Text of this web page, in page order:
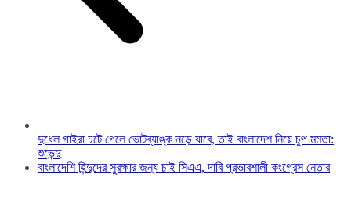
দুধেল গাইরা চটে গেলে ভোটব্যাঙ্ক নড়ে যাবে, তাই বাংলাদেশ নিয়ে চুপ মমতা:
শুভেন্দু
বাংলাদেশি হিন্দুদের সুরক্ষার জন্য চাই সিএএ, দাবি প্রভাবশালী কংগ্রেস নেতার